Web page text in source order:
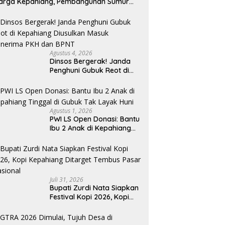
Agustus 4, 2026
Dinsos Bergerak! Janda
Penghuni Gubuk Reot di
Masuk Penerima PKH dan
BPNT
Agustus 1, 2026
PWI LS Open Donasi: Bantu
Ibu 2 Anak di Kepahiang
Layak Huni
Juli 31, 2026
Bupati Zurdi Nata Siapkan
Festival Kopi 2026, Kopi
Tembus Pasar Nasional